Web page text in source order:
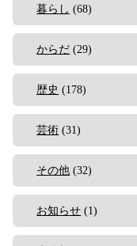
暮らし (68)
からだ (29)
歴史 (178)
芸術 (31)
その他 (32)
お知らせ (1)